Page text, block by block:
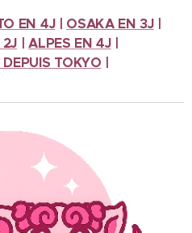
EN 4J OSAKA EN 3J
2J
|ALPES EN 4J
DEPUIS TOKYO